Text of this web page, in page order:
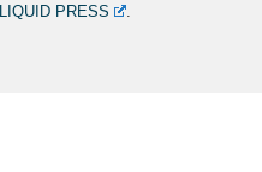
LIQUID PRESS .